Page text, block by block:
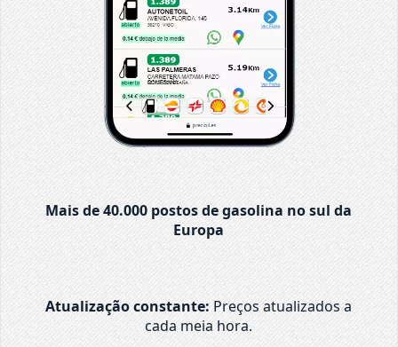
Mais de 40.000 postos de gasolina no sul da
Europa
Atualização constante: Preços atualizados a
cada meia hora.